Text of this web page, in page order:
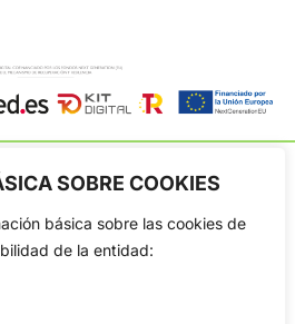
SOBRE COOKIES
básica sobre las cookies de
de la entidad:
actualidad, información del golf
en directo, vídeos, noticias,
Ryder Cup, DP World Tour, LPGA